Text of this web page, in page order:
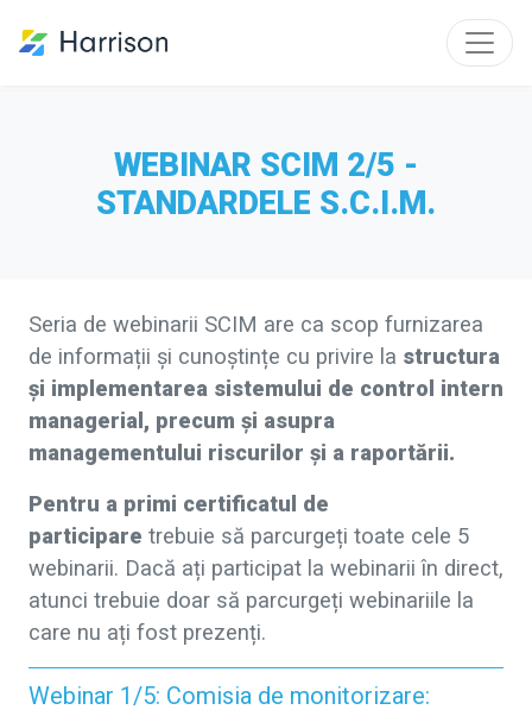
WEBINAR SCIM 2/5 -
STANDARDELE S.C.I.M.
Seria de webinarii SCIM are ca scop furnizarea
de informații și cunoștințe cu privire la structura
și implementarea sistemului de control intern
managerial, precum și asupra
managementului riscurilor și a raportării.
Pentru a primi certificatul de
participare trebuie să parcurgeți toate cele 5
webinarii. Dacă ați participat la webinarii în direct,
atunci trebuie doar să parcurgeți webinariile la
care nu ați fost prezenți.
Webinar 1/5: Comisia de monitorizare: